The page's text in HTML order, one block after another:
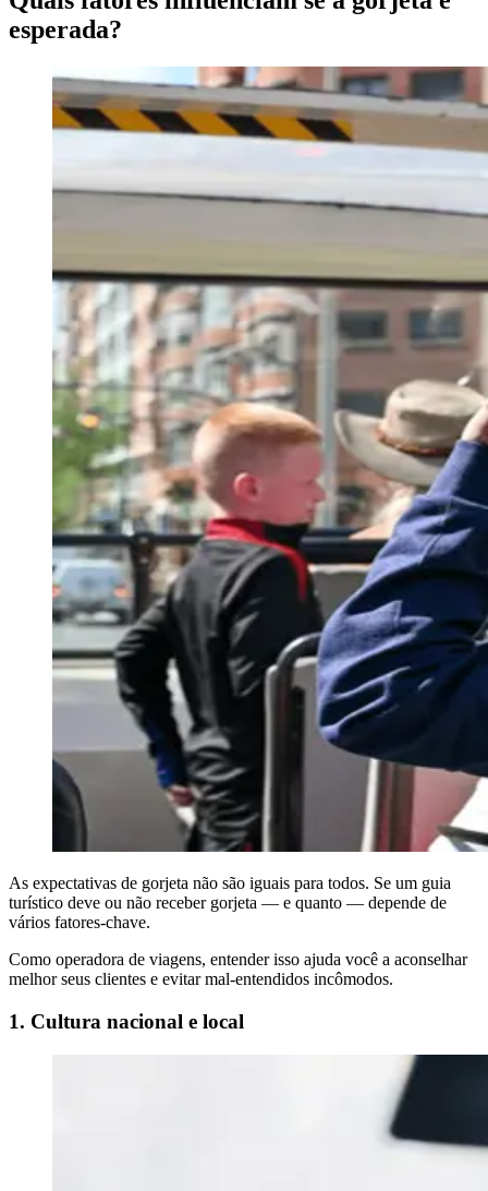
esperada?
As expectativas de gorjeta não são iguais para todos. Se um guia
turístico deve ou não receber gorjeta — e quanto — depende de
vários fatores-chave.
Como operadora de viagens, entender isso ajuda você a aconselhar
melhor seus clientes e evitar mal-entendidos incômodos.
1. Cultura nacional e local